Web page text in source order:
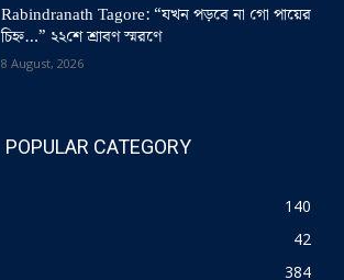
Rabindranath Tagore: “যখন পড়বে না গো পায়ের
চিহ্ন…” ২২শে শ্রাবণ স্মরণে
8 August, 2026
POPULAR CATEGORY
140
42
384